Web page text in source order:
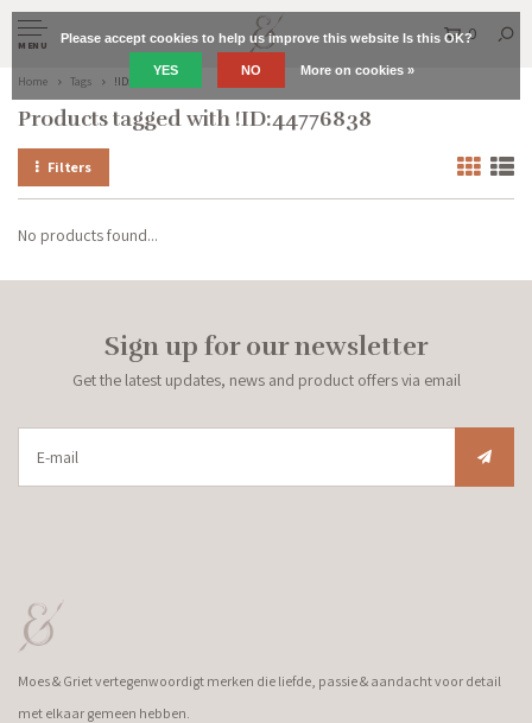
MENU
0
Home Tags !ID:44776838
Products tagged with !ID:44776838
Filters
No products found...
Sign up for our newsletter
Get the latest updates, news and product offers via email
Moes & Griet vertegenwoordigt merken die liefde, passie & aandacht voor detail
met elkaar gemeen hebben.
Please accept cookies to help us improve this website Is this OK?
YES NO More on cookies »